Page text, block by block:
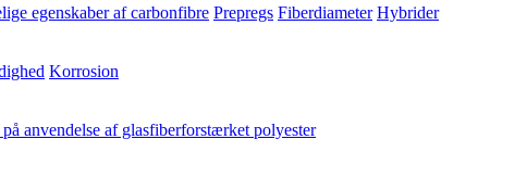
egenskaber af carbonfibre Prepregs Fiberdiameter Hybrider
Korrosion
anvendelse af glasfiberforstærket polyester